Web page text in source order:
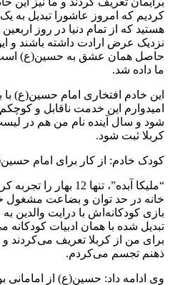
کردیم که امروز عاشورا تبدیل به
هستید که از تمام دنیا در روز اربعین
نزدیک عرض ارادت داشته باشند و
حاصل همان عشق به حسین(ع) است
ما داده شد.
این خادم افتخاری امام حسین(ع)
امیدوارم این خدمت ناقابل و
شود و سال آینده نام من هم در
کربلا ثبت شود.
کودک خادم: از کار برای امام
“ملیکا آبده”، تنها
خانه در حد توان و بضاعت مشغول
بازی کودکانه‌اش با درایت والدین
تبدیل شده با همان ادبیات
برای من از کربلا تعریف می‌کردند
ذهنم تجسم می‌کردم.
وی ادامه داد: حسین(ع) از امامانی